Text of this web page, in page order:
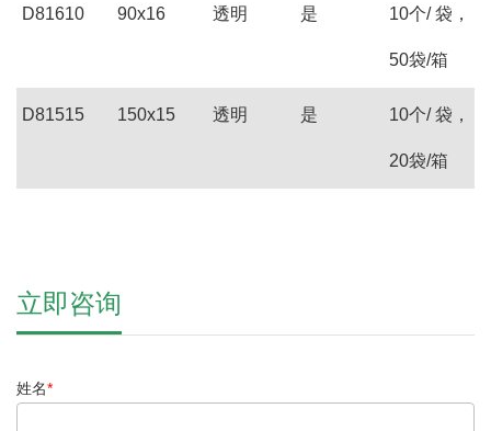
D81610 90x16 透明 是 10个/ 袋，
50袋/箱
D81515 150x15 透明 是 10个/ 袋，
20袋/箱
立即咨询
姓名*